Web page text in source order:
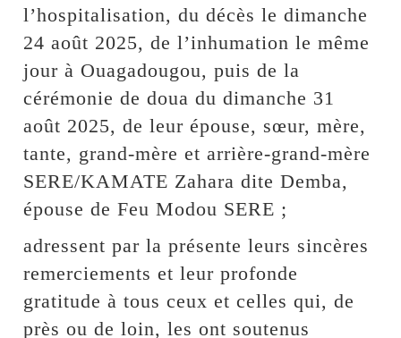
l’hospitalisation, du décès le dimanche
24 août 2025, de l’inhumation le même
jour à Ouagadougou, puis de la
cérémonie de doua du dimanche 31
août 2025, de leur épouse, sœur, mère,
tante, grand-mère et arrière-grand-mère
SERE/KAMATE Zahara dite Demba,
épouse de Feu Modou SERE ;
adressent par la présente leurs sincères
remerciements et leur profonde
gratitude à tous ceux et celles qui, de
près ou de loin, les ont soutenus